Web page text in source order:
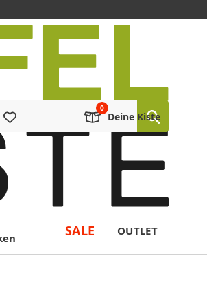
Deine Kiste
SALE OUTLET